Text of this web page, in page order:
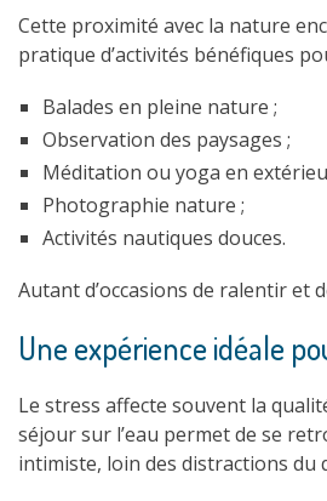
Cette proximité avec la nature
pratique d’activités bénéfiques
Balades en pleine nature ;
Observation des paysages ;
Méditation ou yoga en
Photographie nature ;
Activités nautiques douces.
Autant d’occasions de ralentir et
Une expérience idéale
Le stress affecte souvent la
séjour sur l’eau permet de se
intimiste, loin des distractions du